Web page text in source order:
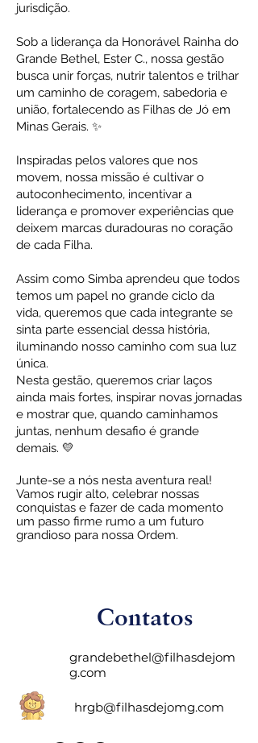
jurisdição.
Sob a liderança da Honorável Rainha do
Grande Bethel, Ester C., nossa gestão
busca unir forças, nutrir talentos e trilhar
um caminho de coragem, sabedoria e
união, fortalecendo as Filhas de Jó em
Minas Gerais. ✨
Inspiradas pelos valores que nos
movem, nossa missão é cultivar o
autoconhecimento, incentivar a
liderança e promover experiências que
deixem marcas duradouras no coração
de cada Filha.
Assim como Simba aprendeu que todos
temos um papel no grande ciclo da
vida, queremos que cada integrante se
sinta parte essencial dessa história,
iluminando nosso caminho com sua luz
única.
Nesta gestão, queremos criar laços
ainda mais fortes, inspirar novas jornadas
e mostrar que, quando caminhamos
juntas, nenhum desafio é grande
demais. 💛
Junte-se a nós nesta aventura real!
Vamos rugir alto, celebrar nossas
conquistas e fazer de cada momento
um passo firme rumo a um futuro
grandioso para nossa Ordem.
Contatos
grandebethel@filhasdejom
g.com
hrgb@filhasdejomg.com